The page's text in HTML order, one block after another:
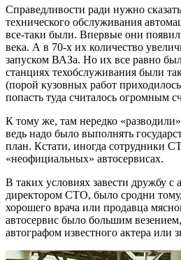
Справедливости ради нужно
технического обслуживания
все-таки были. Впервые они
века. А в 70-х их количество
запуском ВАЗа. Но их все равно
станциях техобслуживания были
(порой кузовных работ
попасть туда считалось огромным
К тому же, там нередко
ведь надо было выполнять
план. Кстати, иногда сотрудники
«неофициальных» автосервисах.
В таких условиях завести дружбу с
директором СТО, было сродни
хорошего врача или продавца
автосервис было большим
автографом известного актера или